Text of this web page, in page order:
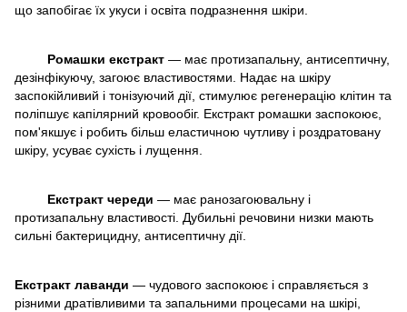
що запобігає їх укуси і освіта подразнення шкіри.
Ромашки екстракт — має протизапальну, антисептичну,
дезінфікуючу, загоює властивостями. Надає на шкіру
заспокійливий і тонізуючий дії, стимулює регенерацію клітин та
поліпшує капілярний кровообіг. Екстракт ромашки заспокоює,
пом'якшує і робить більш еластичною чутливу і роздратовану
шкіру, усуває сухість і лущення.
Екстракт череди — має ранозагоювальну і
протизапальну властивості. Дубильні речовини низки мають
сильні бактерицидну, антисептичну дії.
Екстракт лаванди — чудового заспокоює і справляється з
різними дратівливими та запальними процесами на шкірі,